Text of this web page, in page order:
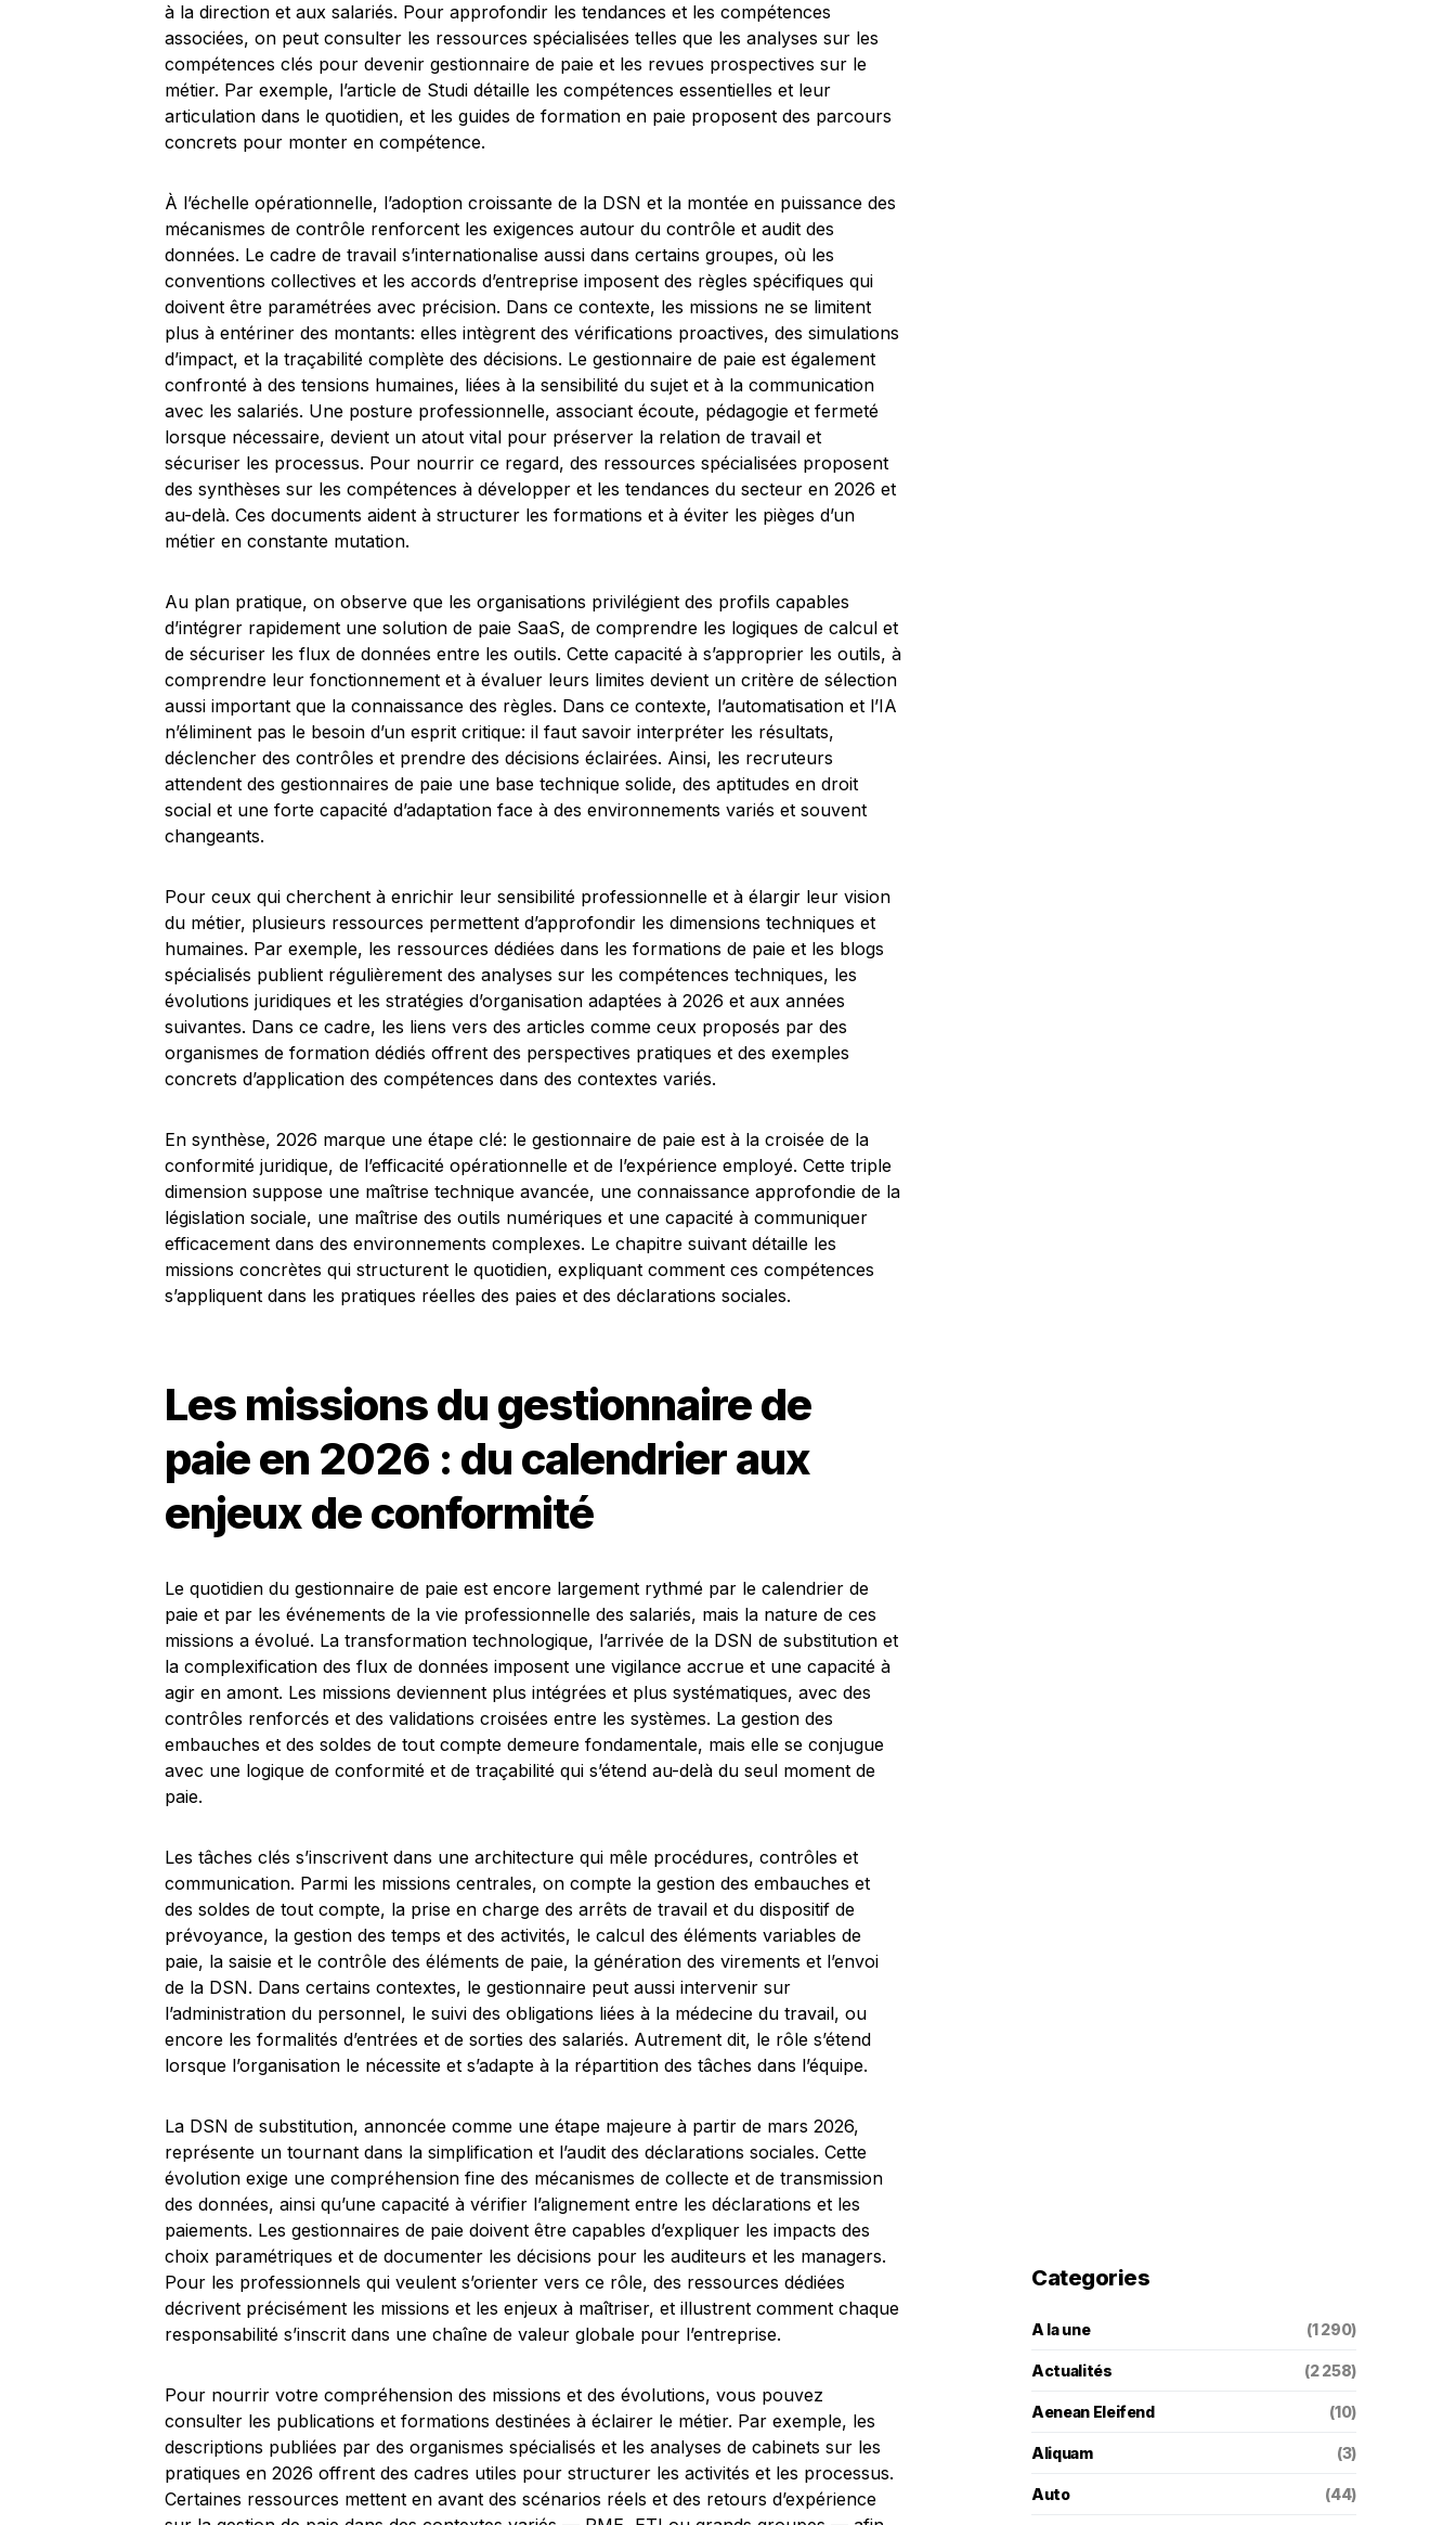
à la direction et aux salariés. Pour approfondir les tendances et les compétences
associées, on peut consulter les ressources spécialisées telles que les analyses sur les
compétences clés pour devenir gestionnaire de paie et les revues prospectives sur le
métier. Par exemple, l’article de Studi détaille les compétences essentielles et leur
articulation dans le quotidien, et les guides de formation en paie proposent des parcours
concrets pour monter en compétence.
À l’échelle opérationnelle, l’adoption croissante de la DSN et la montée en puissance des
mécanismes de contrôle renforcent les exigences autour du contrôle et audit des
données. Le cadre de travail s’internationalise aussi dans certains groupes, où les
conventions collectives et les accords d’entreprise imposent des règles spécifiques qui
doivent être paramétrées avec précision. Dans ce contexte, les missions ne se limitent
plus à entériner des montants: elles intègrent des vérifications proactives, des simulations
d’impact, et la traçabilité complète des décisions. Le gestionnaire de paie est également
confronté à des tensions humaines, liées à la sensibilité du sujet et à la communication
avec les salariés. Une posture professionnelle, associant écoute, pédagogie et fermeté
lorsque nécessaire, devient un atout vital pour préserver la relation de travail et
sécuriser les processus. Pour nourrir ce regard, des ressources spécialisées proposent
des synthèses sur les compétences à développer et les tendances du secteur en 2026 et
au-delà. Ces documents aident à structurer les formations et à éviter les pièges d’un
métier en constante mutation.
Au plan pratique, on observe que les organisations privilégient des profils capables
d’intégrer rapidement une solution de paie SaaS, de comprendre les logiques de calcul et
de sécuriser les flux de données entre les outils. Cette capacité à s’approprier les outils, à
comprendre leur fonctionnement et à évaluer leurs limites devient un critère de sélection
aussi important que la connaissance des règles. Dans ce contexte, l’automatisation et l’IA
n’éliminent pas le besoin d’un esprit critique: il faut savoir interpréter les résultats,
déclencher des contrôles et prendre des décisions éclairées. Ainsi, les recruteurs
attendent des gestionnaires de paie une base technique solide, des aptitudes en droit
social et une forte capacité d’adaptation face à des environnements variés et souvent
changeants.
Pour ceux qui cherchent à enrichir leur sensibilité professionnelle et à élargir leur vision
du métier, plusieurs ressources permettent d’approfondir les dimensions techniques et
humaines. Par exemple, les ressources dédiées dans les formations de paie et les blogs
spécialisés publient régulièrement des analyses sur les compétences techniques, les
évolutions juridiques et les stratégies d’organisation adaptées à 2026 et aux années
suivantes. Dans ce cadre, les liens vers des articles comme ceux proposés par des
organismes de formation dédiés offrent des perspectives pratiques et des exemples
concrets d’application des compétences dans des contextes variés.
En synthèse, 2026 marque une étape clé: le gestionnaire de paie est à la croisée de la
conformité juridique, de l’efficacité opérationnelle et de l’expérience employé. Cette triple
dimension suppose une maîtrise technique avancée, une connaissance approfondie de la
législation sociale, une maîtrise des outils numériques et une capacité à communiquer
efficacement dans des environnements complexes. Le chapitre suivant détaille les
missions concrètes qui structurent le quotidien, expliquant comment ces compétences
s’appliquent dans les pratiques réelles des paies et des déclarations sociales.
Les missions du gestionnaire de
paie en 2026 : du calendrier aux
enjeux de conformité
Le quotidien du gestionnaire de paie est encore largement rythmé par le calendrier de
paie et par les événements de la vie professionnelle des salariés, mais la nature de ces
missions a évolué. La transformation technologique, l’arrivée de la DSN de substitution et
la complexification des flux de données imposent une vigilance accrue et une capacité à
agir en amont. Les missions deviennent plus intégrées et plus systématiques, avec des
contrôles renforcés et des validations croisées entre les systèmes. La gestion des
embauches et des soldes de tout compte demeure fondamentale, mais elle se conjugue
avec une logique de conformité et de traçabilité qui s’étend au-delà du seul moment de
paie.
Les tâches clés s’inscrivent dans une architecture qui mêle procédures, contrôles et
communication. Parmi les missions centrales, on compte la gestion des embauches et
des soldes de tout compte, la prise en charge des arrêts de travail et du dispositif de
prévoyance, la gestion des temps et des activités, le calcul des éléments variables de
paie, la saisie et le contrôle des éléments de paie, la génération des virements et l’envoi
de la DSN. Dans certains contextes, le gestionnaire peut aussi intervenir sur
l’administration du personnel, le suivi des obligations liées à la médecine du travail, ou
encore les formalités d’entrées et de sorties des salariés. Autrement dit, le rôle s’étend
lorsque l’organisation le nécessite et s’adapte à la répartition des tâches dans l’équipe.
La DSN de substitution, annoncée comme une étape majeure à partir de mars 2026,
représente un tournant dans la simplification et l’audit des déclarations sociales. Cette
évolution exige une compréhension fine des mécanismes de collecte et de transmission
des données, ainsi qu’une capacité à vérifier l’alignement entre les déclarations et les
paiements. Les gestionnaires de paie doivent être capables d’expliquer les impacts des
choix paramétriques et de documenter les décisions pour les auditeurs et les managers.
Pour les professionnels qui veulent s’orienter vers ce rôle, des ressources dédiées
décrivent précisément les missions et les enjeux à maîtriser, et illustrent comment chaque
responsabilité s’inscrit dans une chaîne de valeur globale pour l’entreprise.
Pour nourrir votre compréhension des missions et des évolutions, vous pouvez
consulter les publications et formations destinées à éclairer le métier. Par exemple, les
descriptions publiées par des organismes spécialisés et les analyses de cabinets sur les
pratiques en 2026 offrent des cadres utiles pour structurer les activités et les processus.
Certaines ressources mettent en avant des scénarios réels et des retours d’expérience
Categories
A la une (1 290)
Actualités (2 258)
Aenean Eleifend (10)
Aliquam (3)
Auto (44)